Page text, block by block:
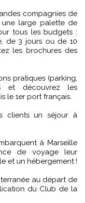
compagnies de
une large palette de
tous les budgets :
de 3 jours ou de 10
les brochures des
pratiques (parking,
et découvrez les
le 1er port français.
clients un séjour à
à Marseille
de voyage leur
et un hébergement !
au départ de
du Club de la